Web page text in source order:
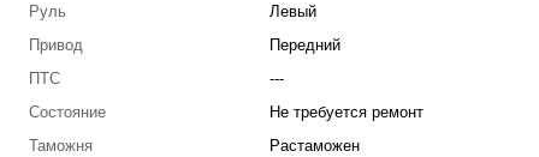
Руль
Левый
Привод
Передний
ПТС
---
Состояние
Не требуется ремонт
Таможня
Растаможен